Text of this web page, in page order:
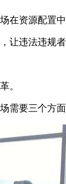
在资源配置
让违法违规者
。
需要三个方